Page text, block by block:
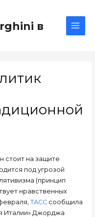
в
стоит на защите
под угрозой
(принцип
нравственных
ТАССсообщила
Италии» Джорджа